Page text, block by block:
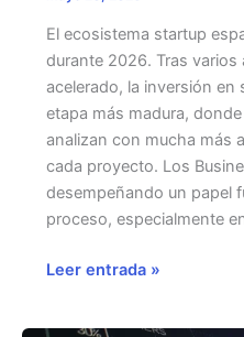
El ecosistema startup
durante 2026. Tras
acelerado, la inversión
etapa más madura,
analizan con mucha más
cada proyecto. Los
desempeñando un papel
proceso, especialmente
Business
Leer entrada »